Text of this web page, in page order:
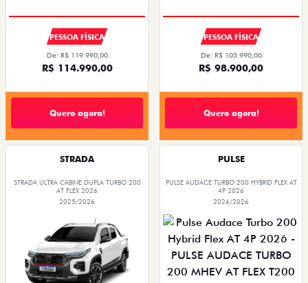
PESSOA FÍSICA
De: R$ 119.990,00
R$ 114.990,00
Quero agora!
PESSOA FÍSICA
De: R$ 105.990,00
R$ 98.900,00
Quero agora!
STRADA
STRADA ULTRA CABINE DUPLA TURBO 200
AT FLEX 2026
2025/2026
PULSE
PULSE AUDACE TURBO 200 HYBRID FLEX AT
4P 2026
2026/2026